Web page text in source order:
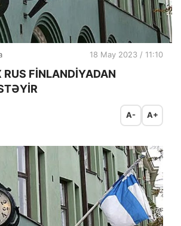
18 May 2023 / 11:10
FİNLANDİYADAN
A- A+